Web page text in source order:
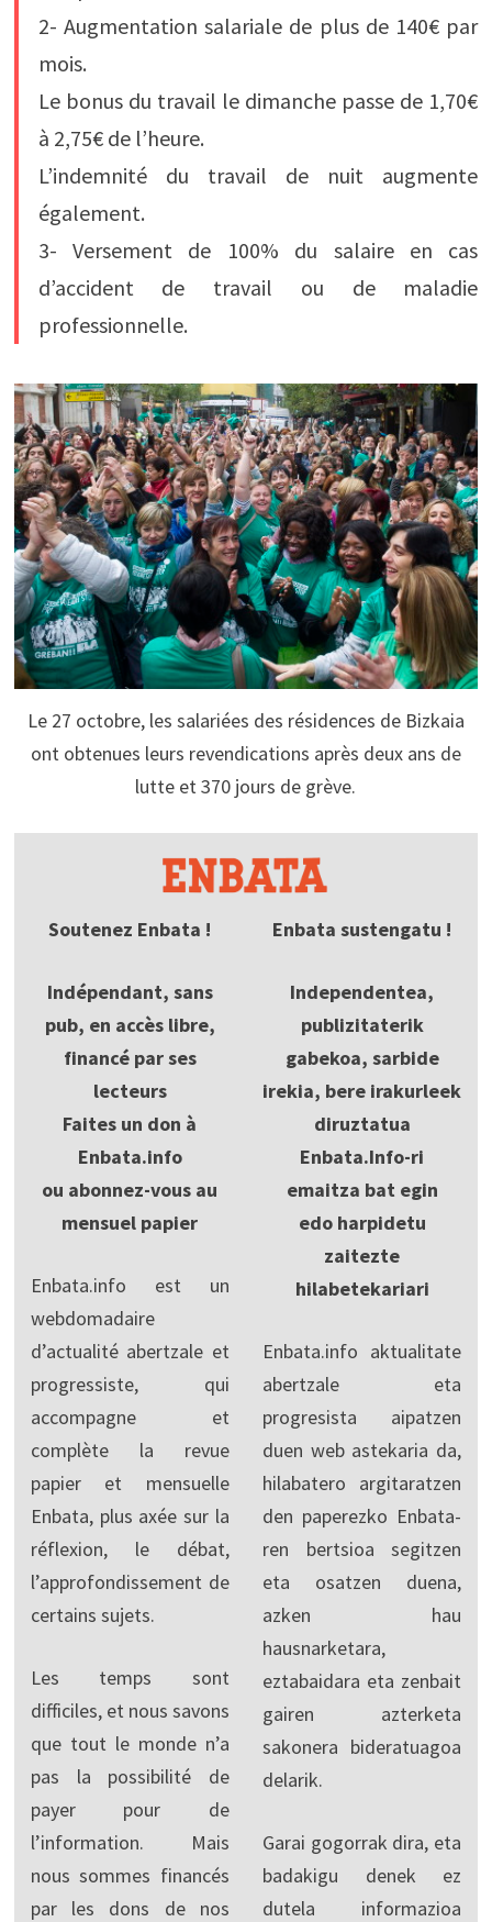
2- Augmentation salariale de plus de 140€ par
mois.
Le bonus du travail le dimanche passe de 1,70€
à 2,75€ de l’heure.
L’indemnité du travail de nuit augmente
également.
3- Versement de 100% du salaire en cas
d’accident de travail ou de maladie
professionnelle.
Le 27 octobre, les salariées des résidences de Bizkaia
ont obtenues leurs revendications après deux ans de
lutte et 370 jours de grève.
Soutenez Enbata !
Indépendant, sans
pub, en accès libre,
financé par ses
lecteurs
Faites un don à
Enbata.info
ou abonnez-vous au
mensuel papier
Enbata.info est un
webdomadaire
d’actualité abertzale et
progressiste, qui
accompagne et
complète la revue
papier et mensuelle
Enbata, plus axée sur la
réflexion, le débat,
l’approfondissement de
certains sujets.
Les temps sont
difficiles, et nous savons
que tout le monde n’a
pas la possibilité de
payer pour de
l’information. Mais
nous sommes financés
par les dons de nos
Enbata sustengatu !
Independentea,
publizitaterik
gabekoa, sarbide
irekia, bere irakurleek
diruztatua
Enbata.Info-ri
emaitza bat egin
edo harpidetu
zaitezte
hilabetekariari
Enbata.info aktualitate
abertzale eta
progresista aipatzen
duen web astekaria da,
hilabatero argitaratzen
den paperezko Enbata-
ren bertsioa segitzen
eta osatzen duena,
azken hau
hausnarketara,
eztabaidara eta zenbait
gairen azterketa
sakonera bideratuagoa
delarik.
Garai gogorrak dira, eta
badakigu denek ez
dutela informazioa